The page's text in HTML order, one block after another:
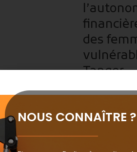
des
Tanger
Lecteur00:00
NOUS CONNAÎTRE ?